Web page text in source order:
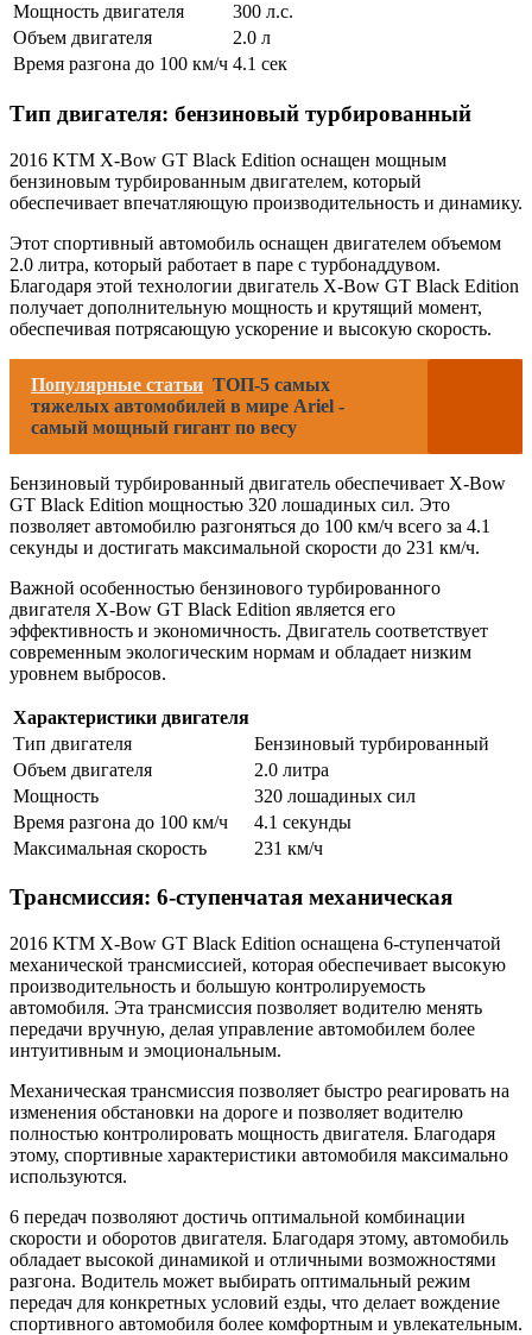
Мощность двигателя
300 л.с.
Объем двигателя
2.0 л
Время разгона до 100 км/ч 4.1 сек
Тип двигателя: бензиновый турбированный
2016 KTM X-Bow GT Black Edition оснащен мощным
бензиновым турбированным двигателем, который
обеспечивает впечатляющую производительность и динамику.
Этот спортивный автомобиль оснащен двигателем объемом
2.0 литра, который работает в паре с турбонаддувом.
Благодаря этой технологии двигатель X-Bow GT Black Edition
получает дополнительную мощность и крутящий момент,
обеспечивая потрясающую ускорение и высокую скорость.
Популярные статьи ТОП-5 самых
тяжелых автомобилей в мире Ariel -
самый мощный гигант по весу
Бензиновый турбированный двигатель обеспечивает X-Bow
GT Black Edition мощностью 320 лошадиных сил. Это
позволяет автомобилю разгоняться до 100 км/ч всего за 4.1
секунды и достигать максимальной скорости до 231 км/ч.
Важной особенностью бензинового турбированного
двигателя X-Bow GT Black Edition является его
эффективность и экономичность. Двигатель соответствует
современным экологическим нормам и обладает низким
уровнем выбросов.
Характеристики двигателя
Тип двигателя
Бензиновый турбированный
Объем двигателя
2.0 литра
Мощность
320 лошадиных сил
Время разгона до 100 км/ч
4.1 секунды
Максимальная скорость
231 км/ч
Трансмиссия: 6-ступенчатая механическая
2016 KTM X-Bow GT Black Edition оснащена 6-ступенчатой
механической трансмиссией, которая обеспечивает высокую
производительность и большую контролируемость
автомобиля. Эта трансмиссия позволяет водителю менять
передачи вручную, делая управление автомобилем более
интуитивным и эмоциональным.
Механическая трансмиссия позволяет быстро реагировать на
изменения обстановки на дороге и позволяет водителю
полностью контролировать мощность двигателя. Благодаря
этому, спортивные характеристики автомобиля максимально
используются.
6 передач позволяют достичь оптимальной комбинации
скорости и оборотов двигателя. Благодаря этому, автомобиль
обладает высокой динамикой и отличными возможностями
разгона. Водитель может выбирать оптимальный режим
передач для конкретных условий езды, что делает вождение
спортивного автомобиля более комфортным и увлекательным.